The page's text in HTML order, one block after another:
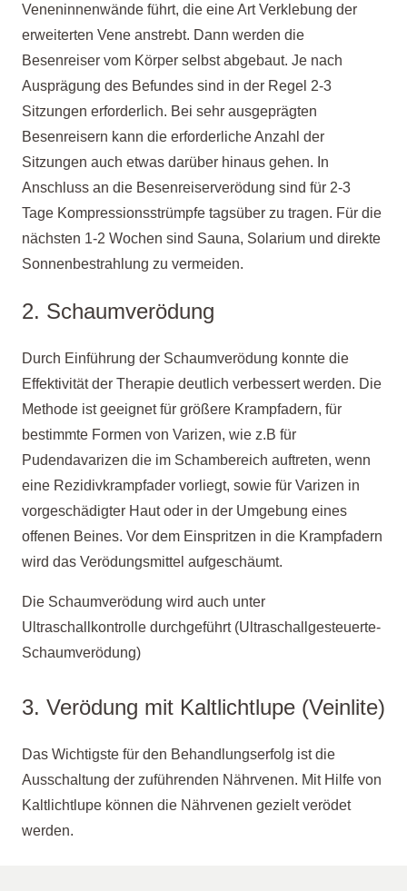
Veneninnenwände führt, die eine Art Verklebung der
erweiterten Vene anstrebt. Dann werden die
Besenreiser vom Körper selbst abgebaut. Je nach
Ausprägung des Befundes sind in der Regel 2-3
Sitzungen erforderlich. Bei sehr ausgeprägten
Besenreisern kann die erforderliche Anzahl der
Sitzungen auch etwas darüber hinaus gehen. In
Anschluss an die Besenreiserverödung sind für 2-3
Tage Kompressionsstrümpfe tagsüber zu tragen. Für die
nächsten 1-2 Wochen sind Sauna, Solarium und direkte
Sonnenbestrahlung zu vermeiden.
2. Schaumverödung
Durch Einführung der Schaumverödung konnte die
Effektivität der Therapie deutlich verbessert werden. Die
Methode ist geeignet für größere Krampfadern, für
bestimmte Formen von Varizen, wie z.B für
Pudendavarizen die im Schambereich auftreten, wenn
eine Rezidivkrampfader vorliegt, sowie für Varizen in
vorgeschädigter Haut oder in der Umgebung eines
offenen Beines. Vor dem Einspritzen in die Krampfadern
wird das Verödungsmittel aufgeschäumt.
Die Schaumverödung wird auch unter
Ultraschallkontrolle durchgeführt (Ultraschallgesteuerte-
Schaumverödung)
3. Verödung mit Kaltlichtlupe (Veinlite)
Das Wichtigste für den Behandlungserfolg ist die
Ausschaltung der zuführenden Nährvenen. Mit Hilfe von
Kaltlichtlupe können die Nährvenen gezielt verödet
werden.